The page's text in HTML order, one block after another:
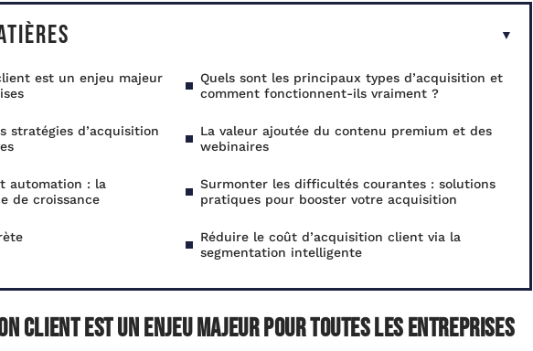
est un enjeu majeur
Quels sont les principaux types d’acquisition et
comment fonctionnent-ils vraiment ?
stratégies d’acquisition
La valeur ajoutée du contenu premium et des
webinaires
automation : la
de croissance
Surmonter les difficultés courantes : solutions
pratiques pour booster votre acquisition
Réduire le coût d’acquisition client via la
segmentation intelligente
client est un enjeu majeur pour toutes les entreprises